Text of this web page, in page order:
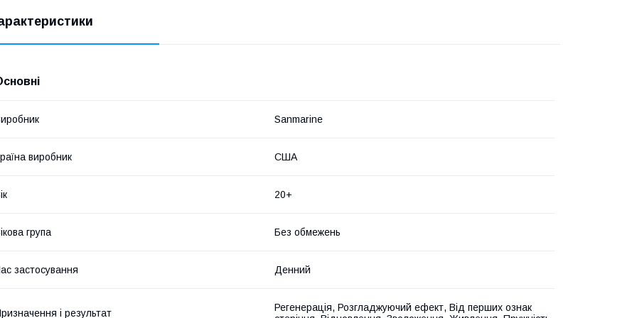
Sanmarine
виробник США
20+
група Без обмежень
застосування Денний
і результат
Регенерація, Розгладжуючий ефект, Від перших ознак